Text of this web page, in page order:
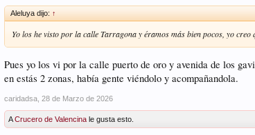
Aleluya dijo: ↑
Yo los he visto por la calle Tarragona y éramos más bien pocos, yo
Pues yo los vi por la calle puerto de oro y avenida de los
en estás 2 zonas, había gente viéndolo y acompañandola.
caridadsa 28 de Marzo de 2026
ACrucero de Valencina le gusta esto.